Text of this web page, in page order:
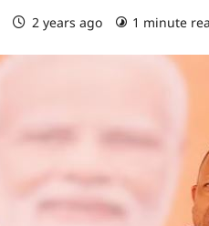
2 years ago 1 minute